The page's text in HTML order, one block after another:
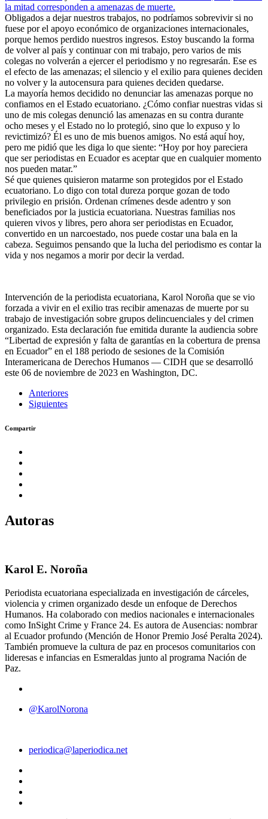
la mitad corresponden a amenazas de muerte.
Obligados a dejar nuestros trabajos, no podríamos sobrevivir si no
fuese por el apoyo económico de organizaciones internacionales,
porque hemos perdido nuestros ingresos. Estoy buscando la forma
de volver al país y continuar con mi trabajo, pero varios de mis
colegas no volverán a ejercer el periodismo y no regresarán. Ese es
el efecto de las amenazas; el silencio y el exilio para quienes deciden
no volver y la autocensura para quienes deciden quedarse.
La mayoría hemos decidido no denunciar las amenazas porque no
confiamos en el Estado ecuatoriano. ¿Cómo confiar nuestras vidas si
uno de mis colegas denunció las amenazas en su contra durante
ocho meses y el Estado no lo protegió, sino que lo expuso y lo
revictimizó? Él es uno de mis buenos amigos. No está aquí hoy,
pero me pidió que les diga lo que siente: “Hoy por hoy pareciera
que ser periodistas en Ecuador es aceptar que en cualquier momento
nos pueden matar.”
Sé que quienes quisieron matarme son protegidos por el Estado
ecuatoriano. Lo digo con total dureza porque gozan de todo
privilegio en prisión. Ordenan crímenes desde adentro y son
beneficiados por la justicia ecuatoriana. Nuestras familias nos
quieren vivos y libres, pero ahora ser periodistas en Ecuador,
convertido en un narcoestado, nos puede costar una bala en la
cabeza. Seguimos pensando que la lucha del periodismo es contar la
vida y nos negamos a morir por decir la verdad.
Intervención de la periodista ecuatoriana, Karol Noroña que se vio
forzada a vivir en el exilio tras recibir amenazas de muerte por su
trabajo de investigación sobre grupos delincuenciales y del crimen
organizado. Esta declaración fue emitida durante la audiencia sobre
“Libertad de expresión y falta de garantías en la cobertura de prensa
en Ecuador” en el 188 periodo de sesiones de la Comisión
Interamericana de Derechos Humanos — CIDH que se desarrolló
este 06 de noviembre de 2023 en Washington, DC.
Anteriores
Siguientes
Compartir
Autoras
Karol E. Noroña
Periodista ecuatoriana especializada en investigación de cárceles,
violencia y crimen organizado desde un enfoque de Derechos
Humanos. Ha colaborado con medios nacionales e internacionales
como InSight Crime y France 24. Es autora de Ausencias: nombrar
al Ecuador profundo (Mención de Honor Premio José Peralta 2024).
También promueve la cultura de paz en procesos comunitarios con
lideresas e infancias en Esmeraldas junto al programa Nación de
Paz.
@KarolNorona
periodica@laperiodica.net